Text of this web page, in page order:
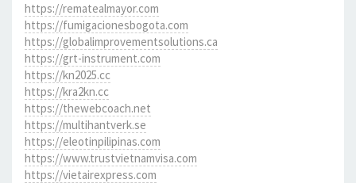
https://rematealmayor.com
https://fumigacionesbogota.com
https://globalimprovementsolutions.ca
https://grt-instrument.com
https://kn2025.cc
https://kra2kn.cc
https://thewebcoach.net
https://multihantverk.se
https://eleotinpilipinas.com
https://www.trustvietnamvisa.com
https://vietairexpress.com